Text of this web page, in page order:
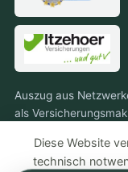
Auszug aus
als
Diese Website
technisch